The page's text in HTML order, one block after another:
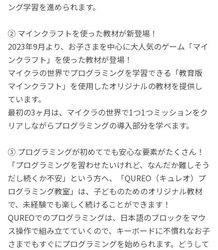
ング学習を進められます。
② マインクラフトを使った教材が新登場！
2023年9月より、お子さまを中心に大人気のゲーム「マイ
ンクラフト」を使った教材が登場！
マイクラの世界でプログラミングを学習できる「教育版
マインクラフト」を使用したオリジナルの教材を提供し
ています。
最初の3ヶ月は、マイクラの世界で1つ1つミッションをク
リアしながらプログラミングの導入部分を学べます。
③ プログラミングが初めてでも安心な要素がたくさん！
「プログラミングを習わせたいけれど、なんだか難しそう
だし続くか不安」という方へ、「QUREO（キュレオ）プ
ログラミング教室」は、子どものためのオリジナル教材
で、未経験でも楽しく続けることができます！
QUREOでのプログラミングは、日本語のブロックをマウ
ス操作で組み立てていくので、キーボードに不慣れなお子
さまでもすぐにプログラミングを始められます。どうして